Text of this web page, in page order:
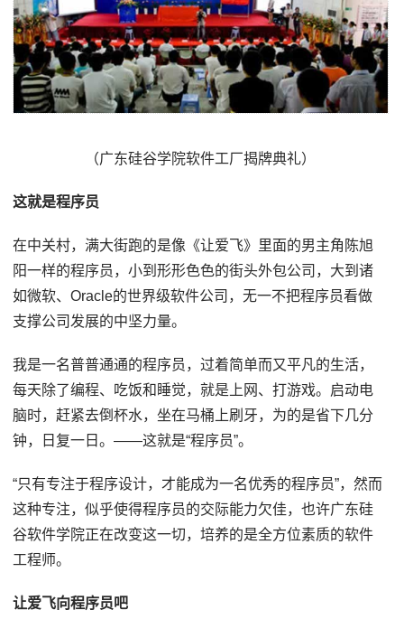
（广东硅谷学院软件工厂揭牌典礼）
这就是程序员
在中关村，满大街跑的是像《让爱飞》里面的男主角陈旭
阳一样的程序员，小到形形色色的街头外包公司，大到诸
如微软、Oracle的世界级软件公司，无一不把程序员看做
支撑公司发展的中坚力量。
我是一名普普通通的程序员，过着简单而又平凡的生活，
每天除了编程、吃饭和睡觉，就是上网、打游戏。启动电
脑时，赶紧去倒杯水，坐在马桶上刷牙，为的是省下几分
钟，日复一日。——这就是“程序员”。
“只有专注于程序设计，才能成为一名优秀的程序员”，然而
这种专注，似乎使得程序员的交际能力欠佳，也许广东硅
谷软件学院正在改变这一切，培养的是全方位素质的软件
工程师。
让爱飞向程序员吧